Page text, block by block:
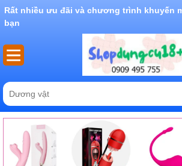
Rất nhiều ưu đãi và chương trình khuyến
bạn